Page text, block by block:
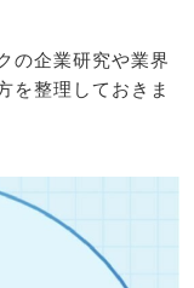
の企業研究や業界
を整理しておきま